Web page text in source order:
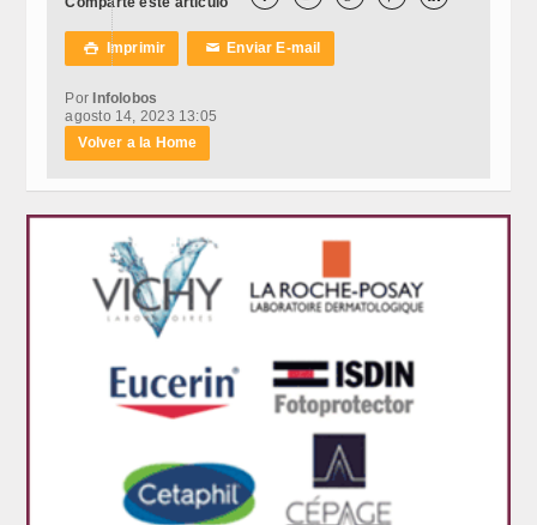
 Imprimir ✉Enviar E-mail
Por Infolobos
agosto 14, 2023 13:05
Volver a la Home